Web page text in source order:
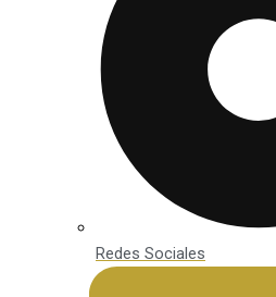
Redes Sociales